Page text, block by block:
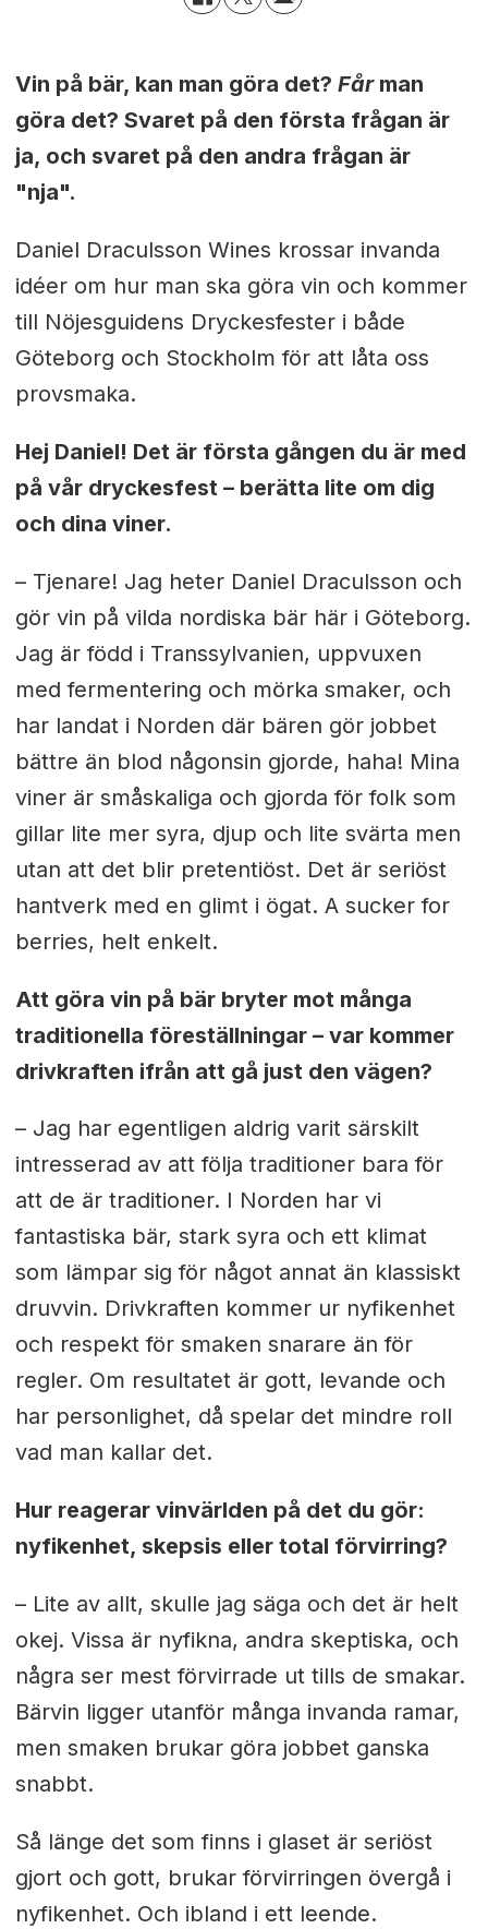
Vin på bär, kan man göra det? Fårman
göra det? Svaret på den första frågan är
ja, och svaret på den andra frågan är
"nja".
Daniel Draculsson Wines krossar invanda
idéer om hur man ska göra vin och kommer
till Nöjesguidens Dryckesfester i både
Göteborg och Stockholm för att låta oss
provsmaka.
Hej Daniel! Det är första gången du är med
på vår dryckesfest – berätta lite om dig
och dina viner.
– Tjenare! Jag heter Daniel Draculsson och
gör vin på vilda nordiska bär här i Göteborg.
Jag är född i Transsylvanien, uppvuxen
med fermentering och mörka smaker, och
har landat i Norden där bären gör jobbet
bättre än blod någonsin gjorde, haha! Mina
viner är småskaliga och gjorda för folk som
gillar lite mer syra, djup och lite svärta men
utan att det blir pretentiöst. Det är seriöst
hantverk med en glimt i ögat. A sucker for
berries, helt enkelt.
Att göra vin på bär bryter mot många
traditionella föreställningar – var kommer
drivkraften ifrån att gå just den vägen?
– Jag har egentligen aldrig varit särskilt
intresserad av att följa traditioner bara för
att de är traditioner. I Norden har vi
fantastiska bär, stark syra och ett klimat
som lämpar sig för något annat än klassiskt
druvvin. Drivkraften kommer ur nyfikenhet
och respekt för smaken snarare än för
regler. Om resultatet är gott, levande och
har personlighet, då spelar det mindre roll
vad man kallar det.
Hur reagerar vinvärlden på det du gör:
nyfikenhet, skepsis eller total förvirring?
– Lite av allt, skulle jag säga och det är helt
okej. Vissa är nyfikna, andra skeptiska, och
några ser mest förvirrade ut tills de smakar.
Bärvin ligger utanför många invanda ramar,
men smaken brukar göra jobbet ganska
snabbt.
Så länge det som finns i glaset är seriöst
gjort och gott, brukar förvirringen övergå i
nyfikenhet. Och ibland i ett leende.